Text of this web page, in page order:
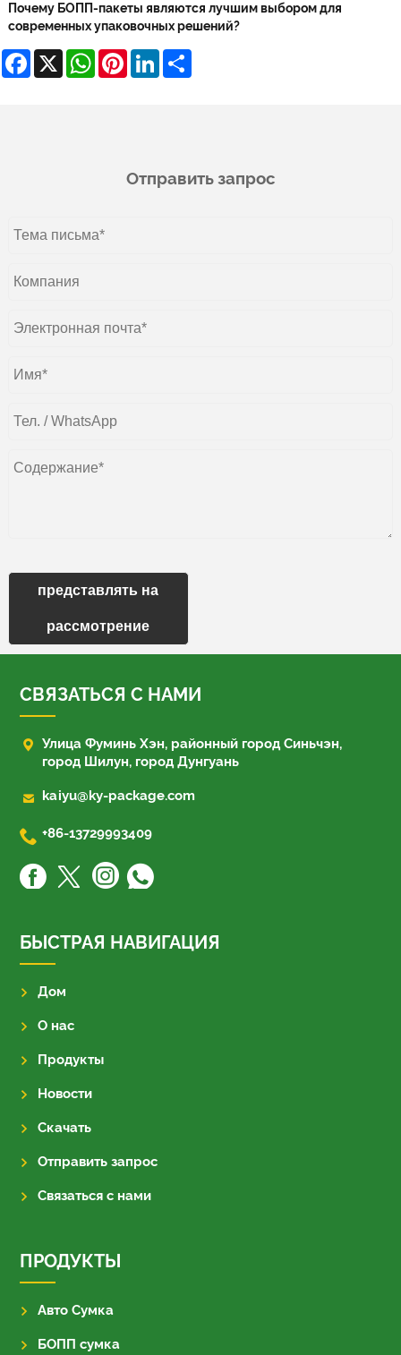
Почему БОПП-пакеты являются лучшим выбором для
современных упаковочных решений?
Facebook
X WhatsApp
Pinterest
LinkedIn
Отправить запрос
представлять на
рассмотрение
СВЯЗАТЬСЯ С НАМИ
 Улица Фуминь Хэн, районный город Синьчэн,
город Шилун, город Дунгуань
 kaiyu@ky-package.com
 +86-13729993409
БЫСТРАЯ НАВИГАЦИЯ
Дом
О нас
Продукты
Новости
Скачать
Отправить запрос
Связаться с нами
ПРОДУКТЫ
Авто Сумка
БОПП сумка